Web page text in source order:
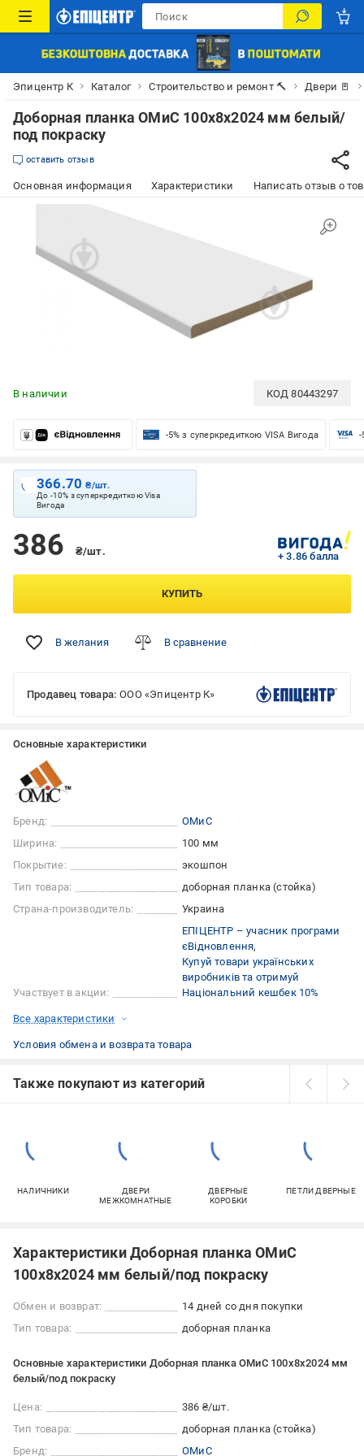
Эпицентр К Каталог Строительство и ремонт 🔨 Двери 🚪
Доборная планка ОМиС 100х8х2024 мм белый/
под покраску
оставить отзыв
Основная информация Характеристики Написать отзыв о
В наличии КОД80443297
-5% з суперкредиткою VISA Вигода -
366.70₴/шт.
До -10% з суперкредиткою Visa
Вигода
386 ₴/шт. + 3.86 балла
КУПИТЬ
В желания В сравнение
Продавец товара: ООО «Эпицентр К»
Основные характеристики
Бренд:
ОМиС
Ширина:
100 мм
Покрытие:
экошпон
Тип товара:
доборная планка (стойка)
Страна-производитель:
Украина
Участвует в акции:
ЕПІЦЕНТР – учасник програми
єВідновлення
Купуй товари українських
виробників та отримуй
Національний кешбек 10%
Все характеристики
Условия обмена и возврата товара
Также покупают из категорий
НАЛИЧНИКИ
ДВЕРИ
МЕЖКОМНАТНЫЕ
ДВЕРНЫЕ
КОРОБКИ
ПЕТЛИ ДВЕРНЫЕ
Характеристики Доборная планка ОМиС
100х8х2024 мм белый/под покраску
Обмен и возврат:
14 дней со дня покупки
Тип товара:
доборная планка
Основные характеристики Доборная планка ОМиС 100х8х2024 мм
белый/под покраску
Цена:
386 ₴/шт.
Тип товара:
доборная планка (стойка)
Бренд:
ОМиС